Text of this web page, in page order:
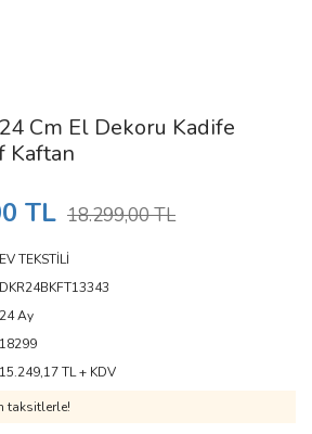
Cm El Dekoru Kadife
Kaftan
TL 18.299,00 TL
EV TEKSTİLİ
DKR24BKFT13343
24 Ay
18299
15.249,17 TL + KDV
taksitlerle!